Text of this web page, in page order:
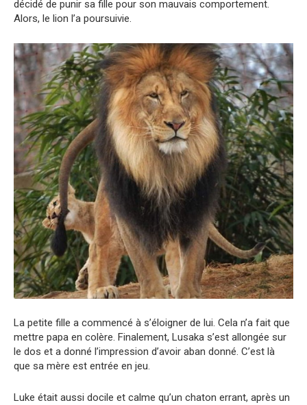
décidé de punir sa fille pour son mauvais comportement.
Alors, le lion l’a poursuivie.
La petite fille a commencé à s’éloigner de lui. Cela n’a fait que
mettre papa en colère. Finalement, Lusaka s’est allongée sur
le dos et a donné l’impression d’avoir aban donné. C’est là
que sa mère est entrée en jeu.
Luke était aussi docile et calme qu’un chaton errant, après un